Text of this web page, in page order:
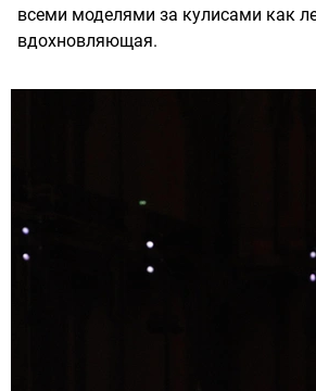
всеми моделями за кулисами как
вдохновляющая.